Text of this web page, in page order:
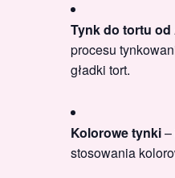
Tynk do tortu od
procesu
gładki tort.
Kolorowe tynki–
stosowania